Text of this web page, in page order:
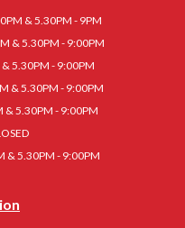
& 5.30PM - 9PM
& 5.30PM - 9:00PM
5.30PM - 9:00PM
& 5.30PM - 9:00PM
& 5.30PM - 9:00PM
& 5.30PM - 9:00PM